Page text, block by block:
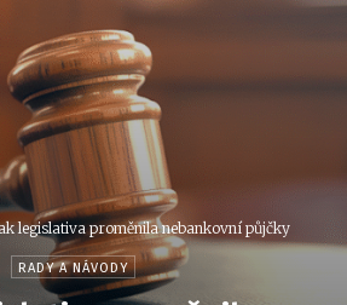
legislativa proměnila nebankovní půjčky
RADY A NÁVODY